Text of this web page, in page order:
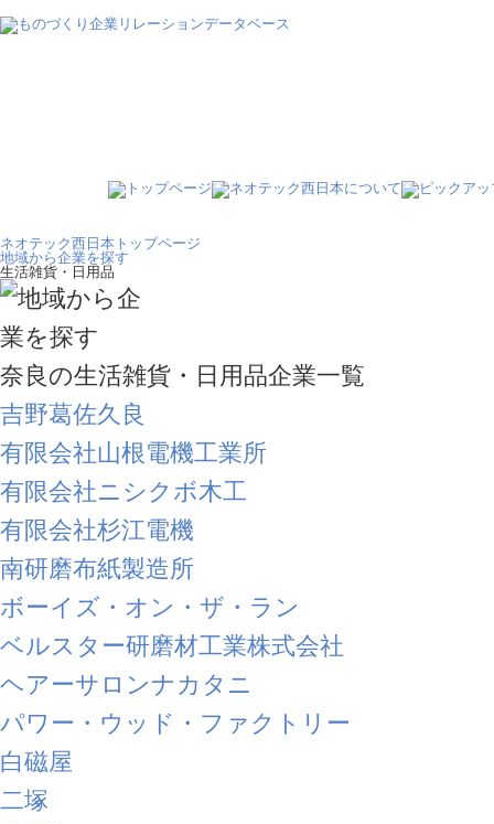
ネオテック西日本トップページ
地域から企業を探す
生活雑貨・日用品
奈良の生活雑貨・日用品企業一覧
吉野葛佐久良
有限会社山根電機工業所
有限会社ニシクボ木工
有限会社杉江電機
南研磨布紙製造所
ボーイズ・オン・ザ・ラン
ベルスター研磨材工業株式会社
ヘアーサロンナカタニ
パワー・ウッド・ファクトリー
白磁屋
二塚